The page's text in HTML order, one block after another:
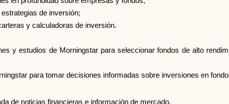
de inversión;
y calculadoras de inversión.
y estudios de Morningstar para seleccionar fondos de alto
para tomar decisiones informadas sobre inversiones en
de noticias financieras e información de mercado.